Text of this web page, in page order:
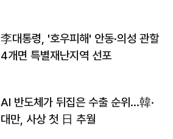
李대통령, '호우피해' 안동·의성 관할
4개면 특별재난지역 선포
AI 반도체가 뒤집은 수출 순위…韓·
대만, 사상 첫 日 추월